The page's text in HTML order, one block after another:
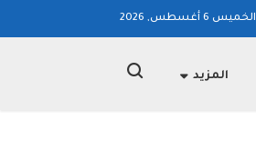
الخميس 6 أغسطس, 2026
المزيد